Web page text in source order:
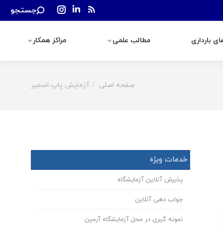
Rss
window
Linkedin
opens
window
Instagram
opens
window
Search:
جستجو
بارداری مطالب علمی مراکز همکار
You are here:
صفحه اصلی آزمایش پاپ اسمیر
خدمات ویژه
پذیرش آنلاین آزمایشگاه
جواب دهی آنلاین
نمونه گیری در محل آزمایشگاه آرمین
مراکز همکار